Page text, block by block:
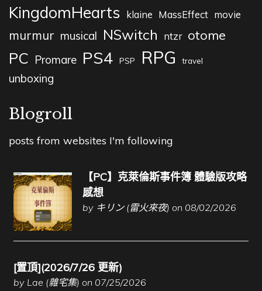
KingdomHearts klaine MassEffect movie
murmur musical NSwitch ntzr otome
PC Promare PS4 PSP RPG travel
unboxing
Blogroll
posts from websites I'm following
【PC】克萊倫斯事件簿 體驗版攻略
感想
by キリン (雷火來夜) on 08/02/2026
[置頂](2026/7/26 更新)
by Lae (雜宅集) on 07/25/2026